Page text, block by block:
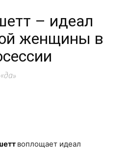
– идеал
женщины в
воплощает идеал